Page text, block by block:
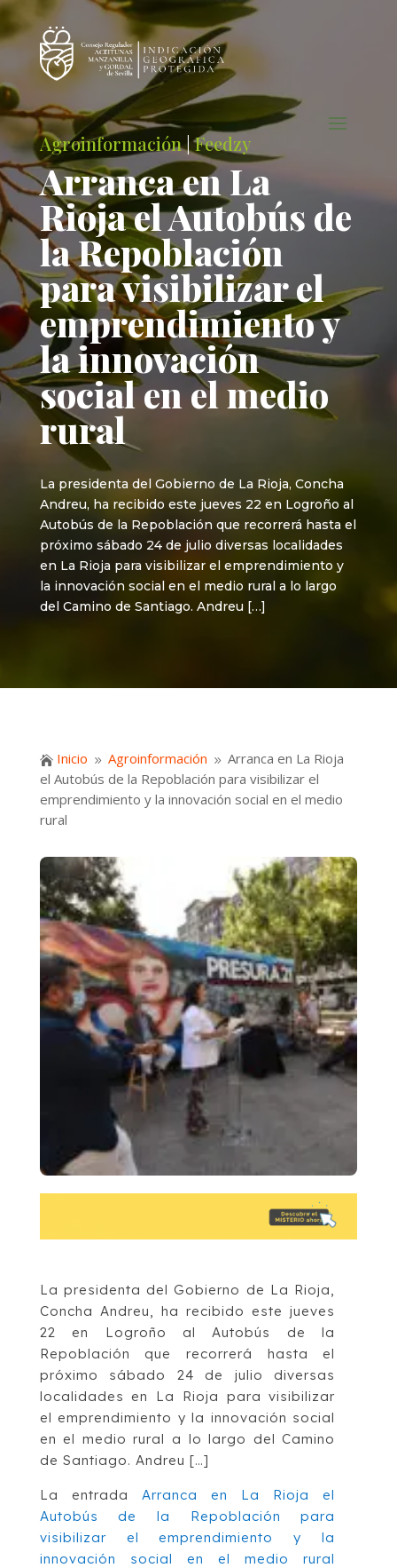
Agroinformación|Feedzy
Arranca en La
Rioja el Autobús de
la Repoblación
para visibilizar el
emprendimiento y
la innovación
social en el medio
rural
La presidenta del Gobierno de La Rioja, Concha
Andreu, ha recibido este jueves 22 en Logroño al
Autobús de la Repoblación que recorrerá hasta el
próximo sábado 24 de julio diversas localidades
en La Rioja para visibilizar el emprendimiento y
la innovación social en el medio rural a lo largo
del Camino de Santiago. Andreu […]
 Inicio 9 Agroinformación 9 Arranca en La Rioja
el Autobús de la Repoblación para visibilizar el
emprendimiento y la innovación social en el medio
rural
La presidenta del Gobierno de La Rioja,
Concha Andreu, ha recibido este jueves
22 en Logroño al Autobús de la
Repoblación que recorrerá hasta el
próximo sábado 24 de julio diversas
localidades en La Rioja para visibilizar
el emprendimiento y la innovación social
en el medio rural a lo largo del Camino
de Santiago. Andreu […]
La entrada Arranca en La Rioja el
Autobús de la Repoblación para
visibilizar el emprendimiento y la
innovación social en el medio rural